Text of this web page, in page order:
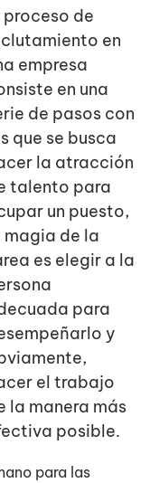
proceso de
en
empresa
en una
de pasos con
que se busca
la atracción
talento para
un puesto,
magia de la
es elegir a la
para
y
el trabajo
la manera más
posible.
para las